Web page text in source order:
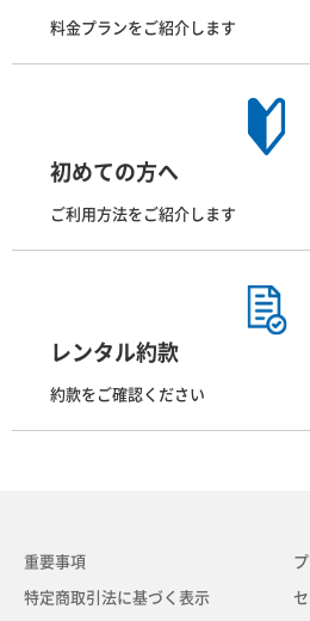
料金プランをご紹介します
初めての方へ
ご利用方法をご紹介します
レンタル約款
約款をご確認ください
重要事項
特定商取引法に基づく表示